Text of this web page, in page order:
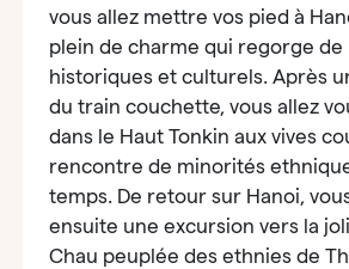
vous allez mettre vos pied à
plein de charme qui regorge
historiques et culturels. Après
du train couchette, vous allez
dans le Haut Tonkin aux vives
rencontre de minorités
temps. De retour sur Hanoi,
ensuite une excursion vers la
Chau peuplée des ethnies de